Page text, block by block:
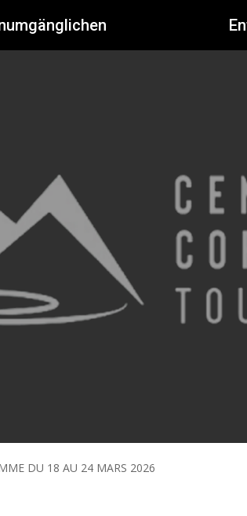
DU 18 AU 24 MARS 2026